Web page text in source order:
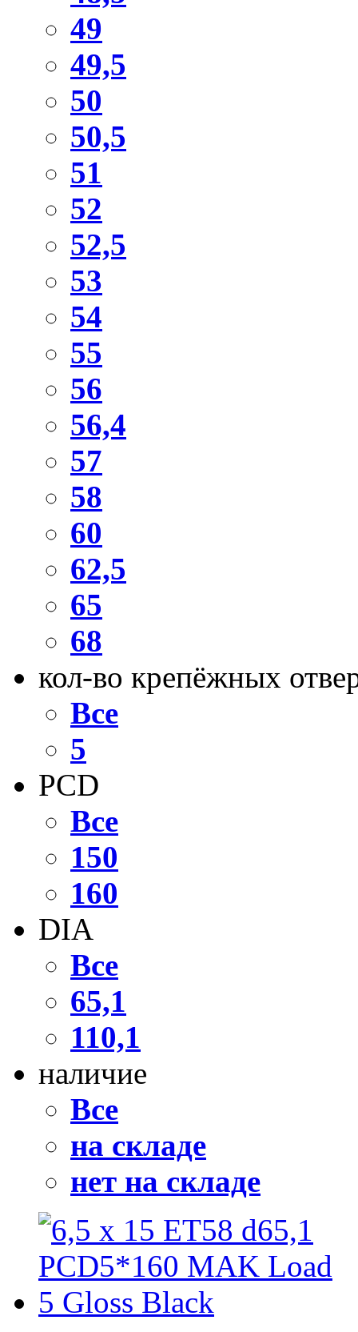
49
49,5
50
50,5
51
52
52,5
53
54
55
56
56,4
57
58
60
62,5
65
68
кол-во крепёжных
Все
5
PCD
Все
150
160
DIA
Все
65,1
110,1
наличие
Все
на складе
нет на складе